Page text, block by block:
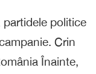
politice
Crin
Înainte,